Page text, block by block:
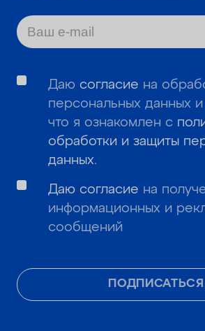
ПОДПИСАТЬСЯ
Даю согласие на
персональных данных
что я ознакомлен с
обработки и защиты
данных.
Даю согласие на
информационных и
сообщений